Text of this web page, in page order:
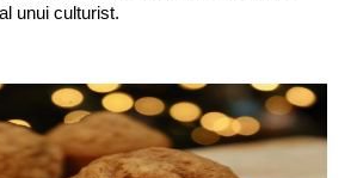
unui culturist.